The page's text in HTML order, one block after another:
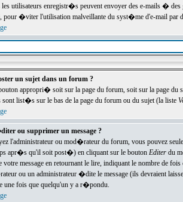
utilisateurs enregistr�s peuvent envoyer des e-mails �
�viter l'utilisation malveillante du syst�me d'e-mail par
un sujet dans un forum ?
appropri� soit sur la page du forum, soit sur la page du
sont list�s sur le bas de la page du forum ou du sujet (la liste
ou supprimer un message ?
l'administrateur ou mod�rateur du forum, vous pouvez
apr�s qu'il soit post�) en cliquant sur le bouton Editerdu
votre message en retournant le lire, indiquant le nombre
ou un administrateur �dite le message (ils devraient
une fois que quelqu'un y a r�pondu.